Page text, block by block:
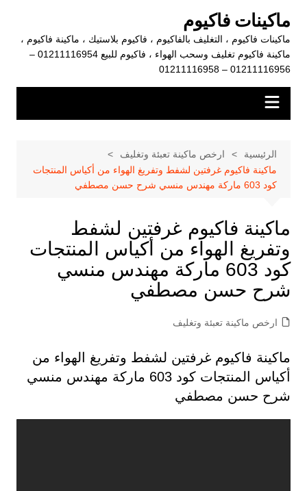
المحتوى
ماكينات فاكيوم
ماكينات فاكيوم ، التغليف بالفاكيوم ، فاكيوم بلاستيك ، ماكينة فاكيوم ،
ماكينة فاكيوم تغليف وسحب الهواء ، فاكيوم للبيع 01211116954 –
01211116956 – 01211116958
الرئيسية
ارخص ماكينة تعبئة وتغليف
ماكينة فاكيوم غرفتين لشفط وتفريغ الهواء من أكياس المنتجات
كود 603 ماركة مهندس منسي شرح حسن مصطفي
ماكينة فاكيوم غرفتين لشفط
وتفريغ الهواء من أكياس المنتجات
كود 603 ماركة مهندس منسي
شرح حسن مصطفي
ارخص ماكينة تعبئة وتغليف
ماكينة فاكيوم غرفتين لشفط وتفريغ الهواء من
أكياس المنتجات كود 603 ماركة مهندس منسي
شرح حسن مصطفي